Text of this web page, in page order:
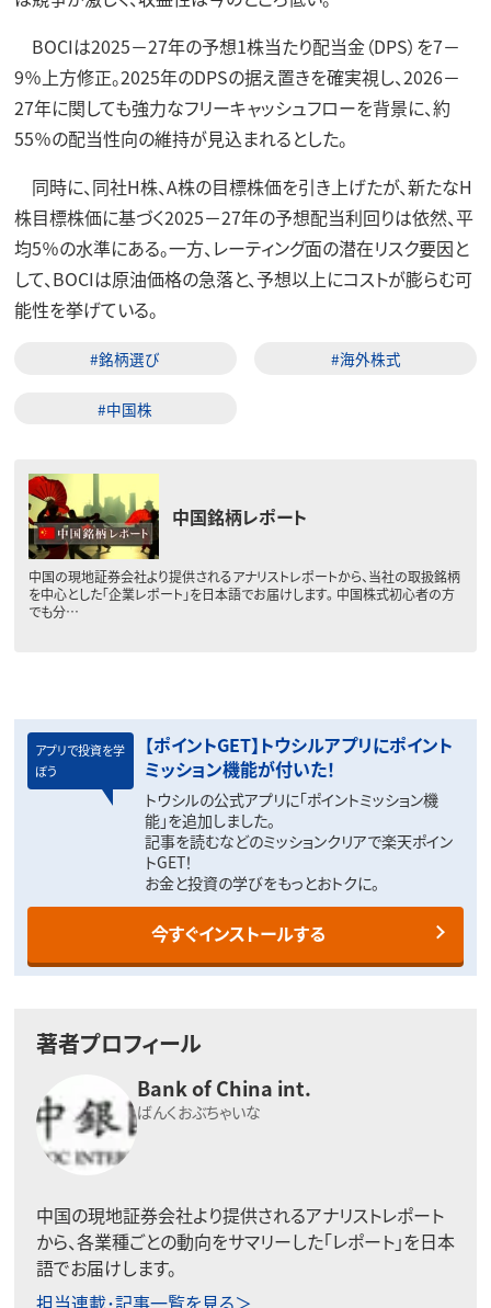
BOCIは2025－27年の予想1株当たり配当金（DPS）を7－
9％上方修正。2025年のDPSの据え置きを確実視し、2026－
27年に関しても強力なフリーキャッシュフローを背景に、約
55％の配当性向の維持が見込まれるとした。
同時に、同社H株、A株の目標株価を引き上げたが、新たなH
株目標株価に基づく2025－27年の予想配当利回りは依然、平
均5％の水準にある。一方、レーティング面の潜在リスク要因と
して、BOCIは原油価格の急落と、予想以上にコストが膨らむ可
能性を挙げている。
#銘柄選び #海外株式
#中国株
中国銘柄レポート
中国の現地証券会社より提供されるアナリストレポートから、当社の取扱銘柄
を中心とした「企業レポート」を日本語でお届けします。 中国株式初心者の方
でも分…
アプリで投資を学
ぼう
【ポイントGET】トウシルアプリにポイント
ミッション機能が付いた！
トウシルの公式アプリに「ポイントミッション機
能」を追加しました。
記事を読むなどのミッションクリアで楽天ポイン
トGET！
お金と投資の学びをもっとおトクに。
今すぐインストールする
著者プロフィール
Bank of China int.
ばんくおぶちゃいな
中国の現地証券会社より提供されるアナリストレポート
から、各業種ごとの動向をサマリーした「レポート」を日本
語でお届けします。
担当連載･記事一覧を見る＞